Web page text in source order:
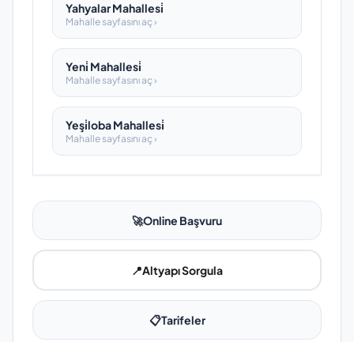
Yahyalar Mahallesi̇
Mahalle sayfasını aç ›
Yeni̇ Mahallesi̇
Mahalle sayfasını aç ›
Yeşi̇loba Mahallesi̇
Mahalle sayfasını aç ›
🚀Online Başvuru
📍Altyapı Sorgula
📋Tarifeler